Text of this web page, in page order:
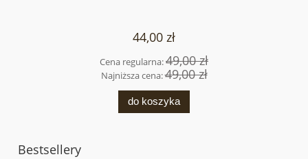
44,00 zł
Cena regularna:49,00 zł
Najniższa cena:49,00 zł
do koszyka
Bestsellery